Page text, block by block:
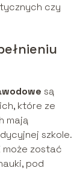
czy
są
które ze
mają
szkole.
może zostać
pod